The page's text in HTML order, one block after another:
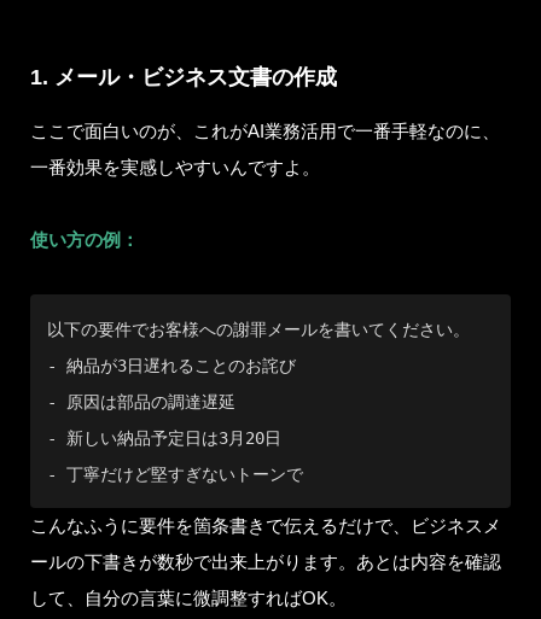
1. メール・ビジネス文書の作成
ここで面白いのが、これがAI業務活用で一番手軽なのに、
一番効果を実感しやすいんですよ。
使い方の例：
以下の要件でお客様への謝罪メールを書いてください。
- 納品が3日遅れることのお詫び
- 原因は部品の調達遅延
- 新しい納品予定日は3月20日
- 丁寧だけど堅すぎないトーンで
こんなふうに要件を箇条書きで伝えるだけで、ビジネスメ
ールの下書きが数秒で出来上がります。あとは内容を確認
して、自分の言葉に微調整すればOK。